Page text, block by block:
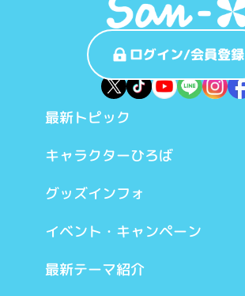
ログイン/会員登録
最新トピック
キャラクターひろば
グッズインフォ
イベント・キャンペーン
最新テーマ紹介